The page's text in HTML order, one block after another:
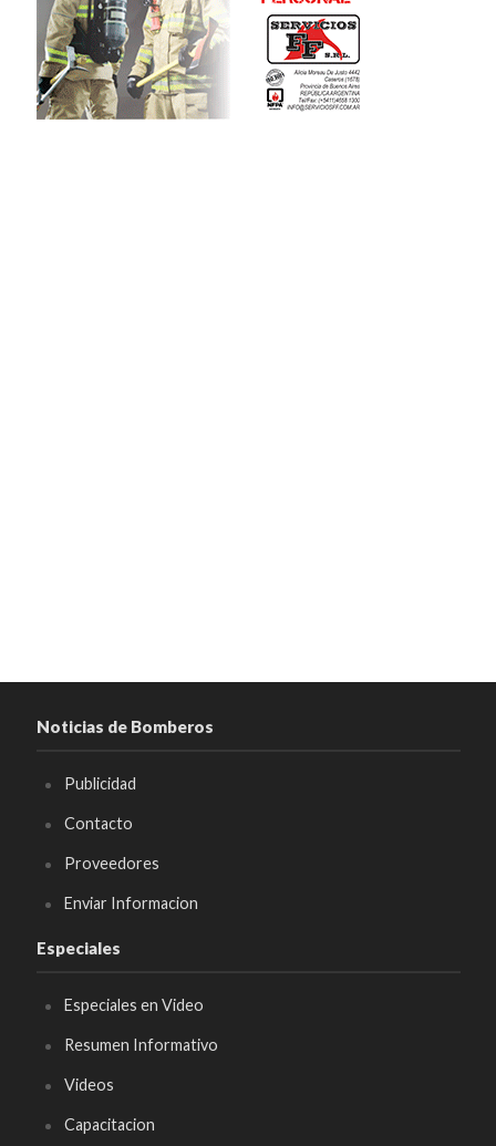
Noticias de Bomberos
Publicidad
Contacto
Proveedores
Enviar Informacion
Especiales
Especiales en Video
Resumen Informativo
Videos
Capacitacion